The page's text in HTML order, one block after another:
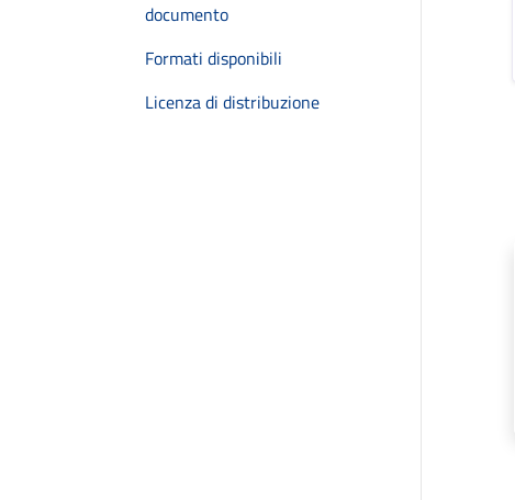
documento
Formati disponibili
Licenza di distribuzione